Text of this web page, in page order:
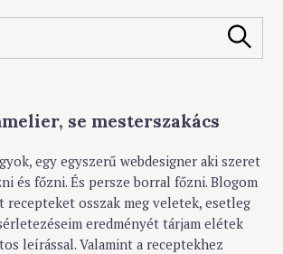
Search
se mesterszakács
egy egyszerű webdesigner aki szeret
és főzni. És persze borral főzni. Blogom
recepteket osszak meg veletek, esetleg
eredményét tárjam elétek
leírással. Valamint a receptekhez